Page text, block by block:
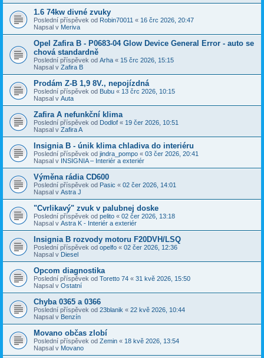
1.6 74kw divné zvuky
Poslední příspěvek od Robin70011 « 16 črc 2026, 20:47
Napsal v Meriva
Opel Zafira B - P0683-04 Glow Device General Error - auto se
chová standardně
Poslední příspěvek od Arha « 15 črc 2026, 15:15
Napsal v Zafira B
Prodám Z-B 1,9 8V., nepojízdná
Poslední příspěvek od Bubu « 13 črc 2026, 10:15
Napsal v Auta
Zafira A nefunkční klima
Poslední příspěvek od Dodlof « 19 čer 2026, 10:51
Napsal v Zafira A
Insignia B - únik klima chladiva do interiéru
Poslední příspěvek od jindra_pompo « 03 čer 2026, 20:41
Napsal v INSIGNIA – Interiér a exteriér
Výměna rádia CD600
Poslední příspěvek od Pasic « 02 čer 2026, 14:01
Napsal v Astra J
"Cvrlikavý" zvuk v palubnej doske
Poslední příspěvek od pelito « 02 čer 2026, 13:18
Napsal v Astra K - Interiér a exteriér
Insignia B rozvody motoru F20DVH/LSQ
Poslední příspěvek od opelfo « 02 čer 2026, 12:36
Napsal v Diesel
Opcom diagnostika
Poslední příspěvek od Toretto 74 « 31 kvě 2026, 15:50
Napsal v Ostatní
Chyba 0365 a 0366
Poslední příspěvek od 23blanik « 22 kvě 2026, 10:44
Napsal v Benzín
Movano občas zlobí
Poslední příspěvek od Zemin « 18 kvě 2026, 13:54
Napsal v Movano